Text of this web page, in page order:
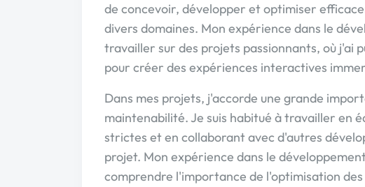
de concevoir, développer et optimiser
divers domaines. Mon expérience dans le
travailler sur des projets passionnants, où j'ai
pour créer des expériences interactives
Dans mes projets, j'accorde une grande
maintenabilité. Je suis habitué à travailler en
strictes et en collaborant avec d'autres
projet. Mon expérience dans le
comprendre l'importance de l'optimisation